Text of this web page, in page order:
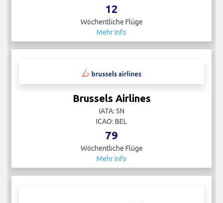
12
Wöchentliche Flüge
Mehr Info
Brussels Airlines
IATA: SN
ICAO: BEL
79
Wöchentliche Flüge
Mehr Info